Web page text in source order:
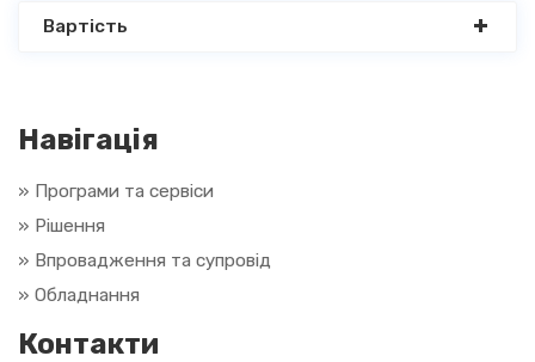
Вартість
Навігація
» Програми та сервіси
» Рішення
» Впровадження та супровід
» Обладнання
Контакти